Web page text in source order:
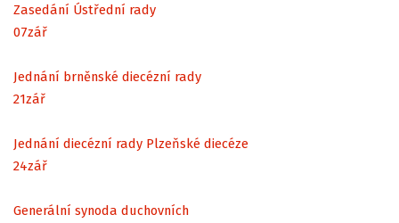
Zasedání Ústřední rady
07zář
Jednání brněnské diecézní rady
21zář
Jednání diecézní rady Plzeňské diecéze
24zář
Generální synoda duchovních